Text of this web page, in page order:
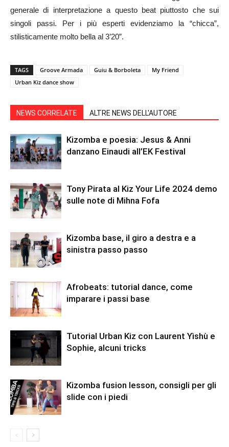
generale di interpretazione a questo beat piuttosto che sui
singoli passi. Per i più esperti evidenziamo la “chicca”,
stilisticamente molto bella al 3’20”.
TAGS Groove Armada Guiu & Borboleta
My Friend
Urban Kiz dance show
NEWS CORRELATE ALTRE NEWS DELL'AUTORE
Kizomba e poesia: Jesus & Anni
danzano Einaudi all’EK Festival
Tony Pirata al Kiz Your Life 2024 demo
sulle note di Mihna Fofa
Kizomba base, il giro a destra e a
sinistra passo passo
Afrobeats: tutorial dance, come
imparare i passi base
Tutorial Urban Kiz con Laurent Yìshù e
Sophie, alcuni tricks
Kizomba fusion lesson, consigli per gli
slide con i piedi